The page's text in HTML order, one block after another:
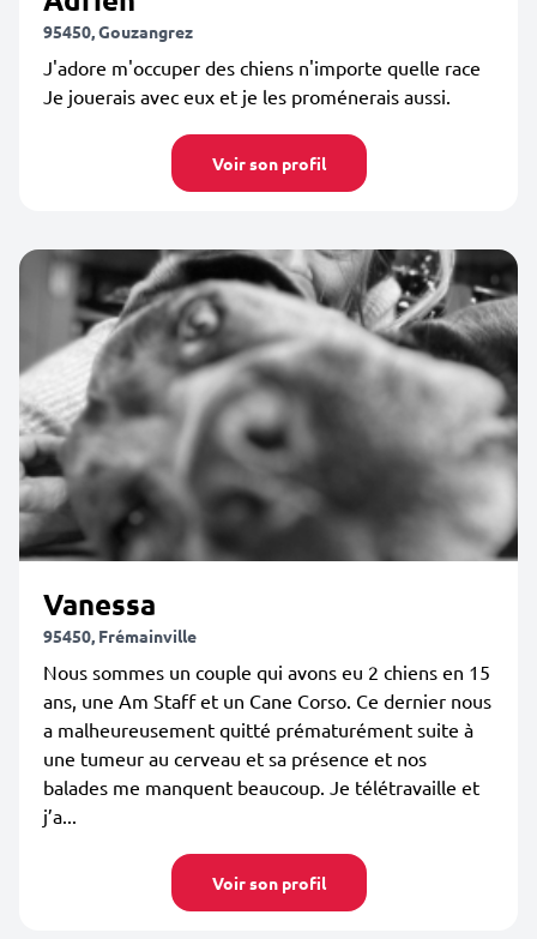
95450, Gouzangrez
J'adore m'occuper des chiens n'importe quelle race
Je jouerais avec eux et je les proménerais aussi.
Voir son profil
Vanessa
95450, Frémainville
Nous sommes un couple qui avons eu 2 chiens en 15
ans, une Am Staff et un Cane Corso. Ce dernier nous
a malheureusement quitté prématurément suite à
une tumeur au cerveau et sa présence et nos
balades me manquent beaucoup. Je télétravaille et
j’a...
Voir son profil